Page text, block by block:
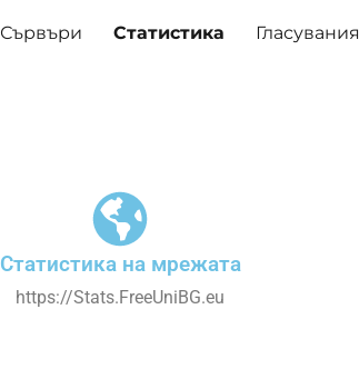
Сървъри Статистика Гласувания
Статистика на мрежата
https://Stats.FreeUniBG.eu